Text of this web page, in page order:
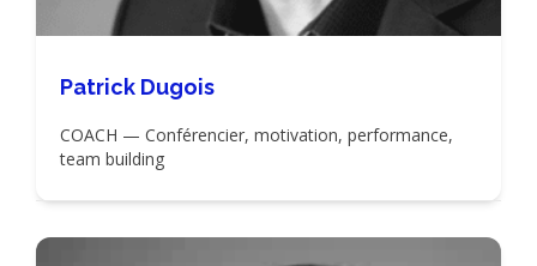
Patrick Dugois
COACH — Conférencier, motivation, performance,
team building